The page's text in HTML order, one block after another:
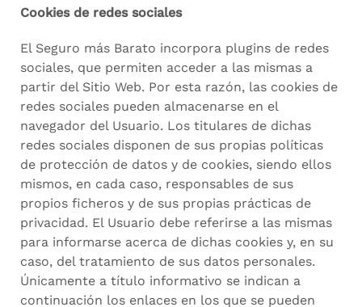
Cookies de redes sociales
El Seguro más Barato incorpora plugins de redes
sociales, que permiten acceder a las mismas a
partir del Sitio Web. Por esta razón, las cookies de
redes sociales pueden almacenarse en el
navegador del Usuario. Los titulares de dichas
redes sociales disponen de sus propias políticas
de protección de datos y de cookies, siendo ellos
mismos, en cada caso, responsables de sus
propios ficheros y de sus propias prácticas de
privacidad. El Usuario debe referirse a las mismas
para informarse acerca de dichas cookies y, en su
caso, del tratamiento de sus datos personales.
Únicamente a título informativo se indican a
continuación los enlaces en los que se pueden